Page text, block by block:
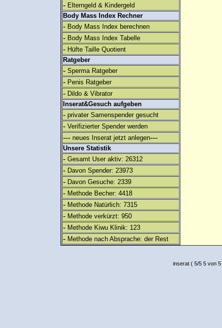
- Elterngeld & Kindergeld
Body Mass Index Rechner
- Body Mass Index berechnen
- Body Mass Index Tabelle
- Hüfte Taille Quotient
Ratgeber
- Sperma Ratgeber
- Penis Ratgeber
- Dildo & Vibrator
Inserat&Gesuch aufgeben
- privater Samenspender gesucht
- Verifizierter Spender werden
--- neues Inserat jetzt anlegen---
Unsere Statistik
- Gesamt User aktiv: 26312
- Davon Spender: 23973
- Davon Gesuche: 2339
- Methode Becher: 4418
- Methode Natürlich: 7315
- Methode verkürzt: 950
- Methode Kiwu Klinik: 123
- Methode nach Absprache: der Rest
inserat( 5/5 5 von 5